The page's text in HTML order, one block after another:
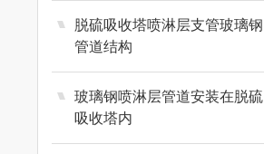
脱硫吸收塔喷淋层支管玻璃钢
管道结构
玻璃钢喷淋层管道安装在脱硫
吸收塔内